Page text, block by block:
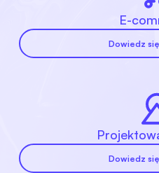
E-
Dowiedz
Dowiedz